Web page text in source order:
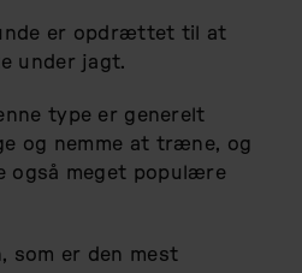
er opdrættet til at
under jagt.
type er generelt
og nemme at træne, og
også meget populære
som er den mest